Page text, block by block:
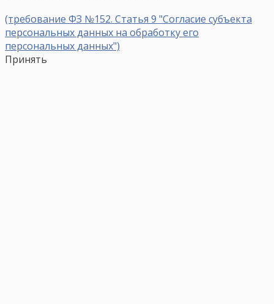
(требование ФЗ №152. Статья 9 "Согласие субъекта
персональных данных на обработку его
персональных данных")
Принять